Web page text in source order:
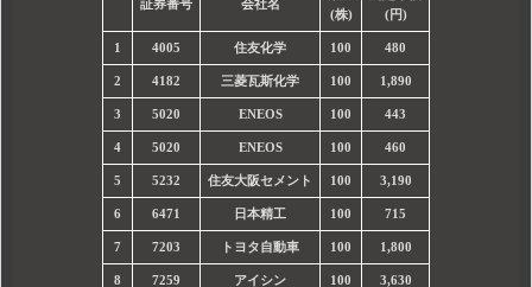
証券番号 会社名
(株)
(円)
1 4005 住友化学 100 480
2 4182 三菱瓦斯化学 100 1,890
3 5020 ENEOS 100 443
4 5020 ENEOS 100 460
5 5232 住友大阪セメント 100 3,190
6 6471 日本精工 100 715
7 7203 トヨタ自動車 100 1,800
8 7259 アイシン 100 3,630